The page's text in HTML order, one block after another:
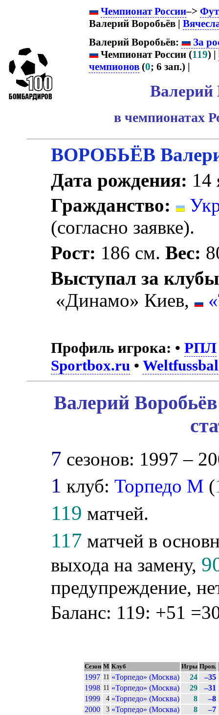
Чемпионат России–>
Валерий Воробьёв |
Валерий Воробьёв:
За
Чемпионат России (119) |
чемпионов (0; 6 зап.) |
Валерий
в чемпионатах
ВОРОБЬЁВ
Дата рождения: 14
Гражданство:
(согласно заявке).
Рост: 186 см.Вес:
Выступал за
«Динамо» Киев,
Профиль игрока: •РПЛ
Sportbox.ru •
Валерий
7 сезонов: 1997 –
1 клуб:Торпедо М (
119 матчей.
117 матчей в
выхода на замену,
предупреждение,
Баланс: 119: +51
Сезон М Клуб Игры Проп.
1997 11 «Торпедо» (Москва) 24
–35
1998 11 «Торпедо» (Москва) 29
–31
1999
4 «Торпедо» (Москва) 8
–8
2000
3 «Торпедо» (Москва) 8
–7